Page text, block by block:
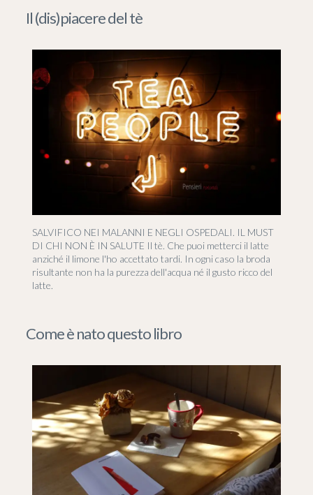
Il (dis)piacere del tè
SALVIFICO NEI MALANNI E NEGLI OSPEDALI. IL MUST
DI CHI NON È IN SALUTE Il tè. Che puoi metterci il latte
anziché il limone l'ho accettato tardi. In ogni caso la broda
risultante non ha la purezza dell'acqua né il gusto ricco del
latte.
Come è nato questo libro